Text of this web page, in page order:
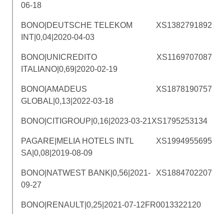
06-18
BONO|DEUTSCHE TELEKOM
INT|0,04|2020-04-03
XS1382791892
BONO|UNICREDITO
ITALIANO|0,69|2020-02-19
XS1169707087
BONO|AMADEUS
GLOBAL|0,13|2022-03-18
XS1878190757
BONO|CITIGROUP|0,16|2023-03-21XS1795253134
PAGARE|MELIA HOTELS INTL
SA|0,08|2019-08-09
XS1994955695
BONO|NATWEST BANK|0,56|2021-
09-27
XS1884702207
BONO|RENAULT|0,25|2021-07-12FR0013322120